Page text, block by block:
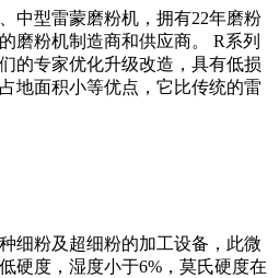
中型雷蒙磨粉机，拥有22年磨粉
磨粉机制造商和供应商。 R系列
的专家优化升级改造，具有低损
地面积小等优点，它比传统的雷
细粉及超细粉的加工设备，此微
硬度，湿度小于6%，莫氏硬度在